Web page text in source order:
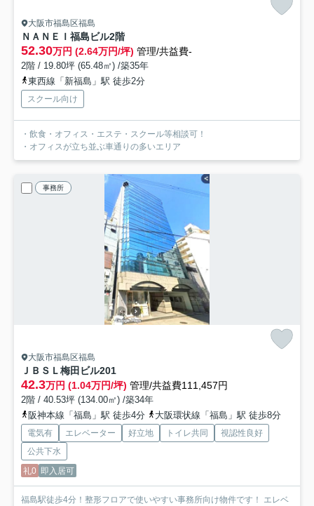
大阪市福島区福島
ＮＡＮＥＩ福島ビル2階
52.30万円 (2.64万円/坪) 管理/共益費-
2階 / 19.80坪 (65.48㎡) /築35年
東西線「新福島」駅 徒歩2分
スクール向け
・飲食・オフィス・エステ・スクール等相談可！
・オフィスが立ち並ぶ車通りの多いエリア
事務所
大阪市福島区福島
ＪＢＳＬ梅田ビル201
42.3万円 (1.04万円/坪) 管理/共益費111,457円
2階 / 40.53坪 (134.00㎡) /築34年
阪神本線「福島」駅 徒歩4分
大阪環状線「福島」駅 徒歩8分
電気有 エレベーター 好立地 トイレ共同
視認性良好
公共下水
礼0 即入居可
福島駅徒歩4分！整形フロアで使いやすい事務所向け物件です！ エレベ